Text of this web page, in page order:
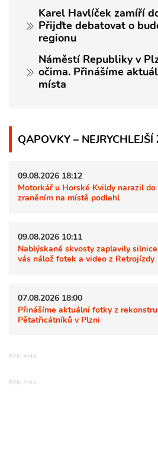
Karel Havlíček zamíří
Přijďte debatovat o
regionu
Náměstí Republiky v
očima. Přinášíme
místa
QAPOVKY –
09.08.2026 18:12
Motorkář u Horské Kvildy narazil do
zraněním na místě podlehl
09.08.2026 10:11
Nablýskané skvosty zaplavily
vás nálož fotek a video z Retrojízdy
07.08.2026 18:00
Přinášíme aktuální fotky z
Pětatřicátníků v Plzni